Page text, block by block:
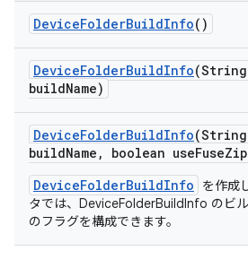
DeviceFolderBuildInfo()
DeviceFolderBuildInfo
buildName)
DeviceFolderBuildInfo
buildName , boolean useFuse
DeviceFolderBuildInfo
を作成
タでは、DeviceFolderBuildInfo のビ
のフラグを構成できます。